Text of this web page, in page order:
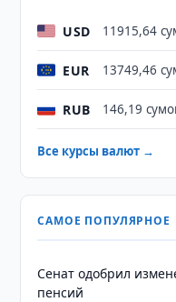
USD 11915,64
EUR 13749,46
RUB 146,19
Все курсы валют →
САМОЕ ПОПУЛЯРНОЕ
Сенат одобрил
пенсий